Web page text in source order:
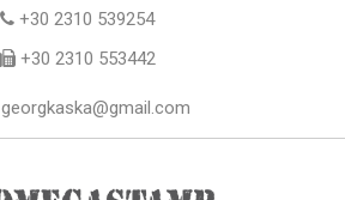
+30 2310 539254
+30 2310 553442
georgkaska@gmail.com